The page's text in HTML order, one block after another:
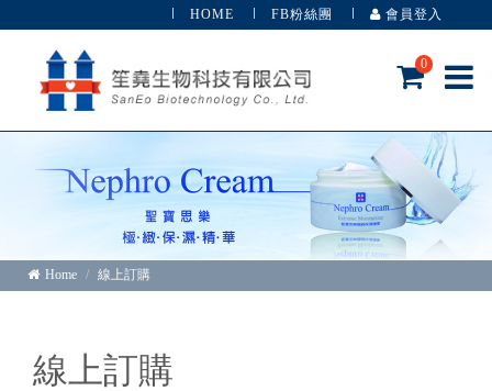
0
HOME FB粉絲團 會員登入
Home 線上訂購
線上訂購